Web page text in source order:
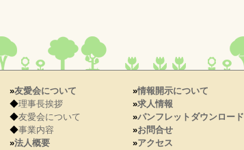
»友愛会について
◆理事長挨拶
◆友愛会について
◆事業内容
»法人概要
»情報開示について
»求人情報
»パンフレットダウンロード
»お問合せ
»アクセス